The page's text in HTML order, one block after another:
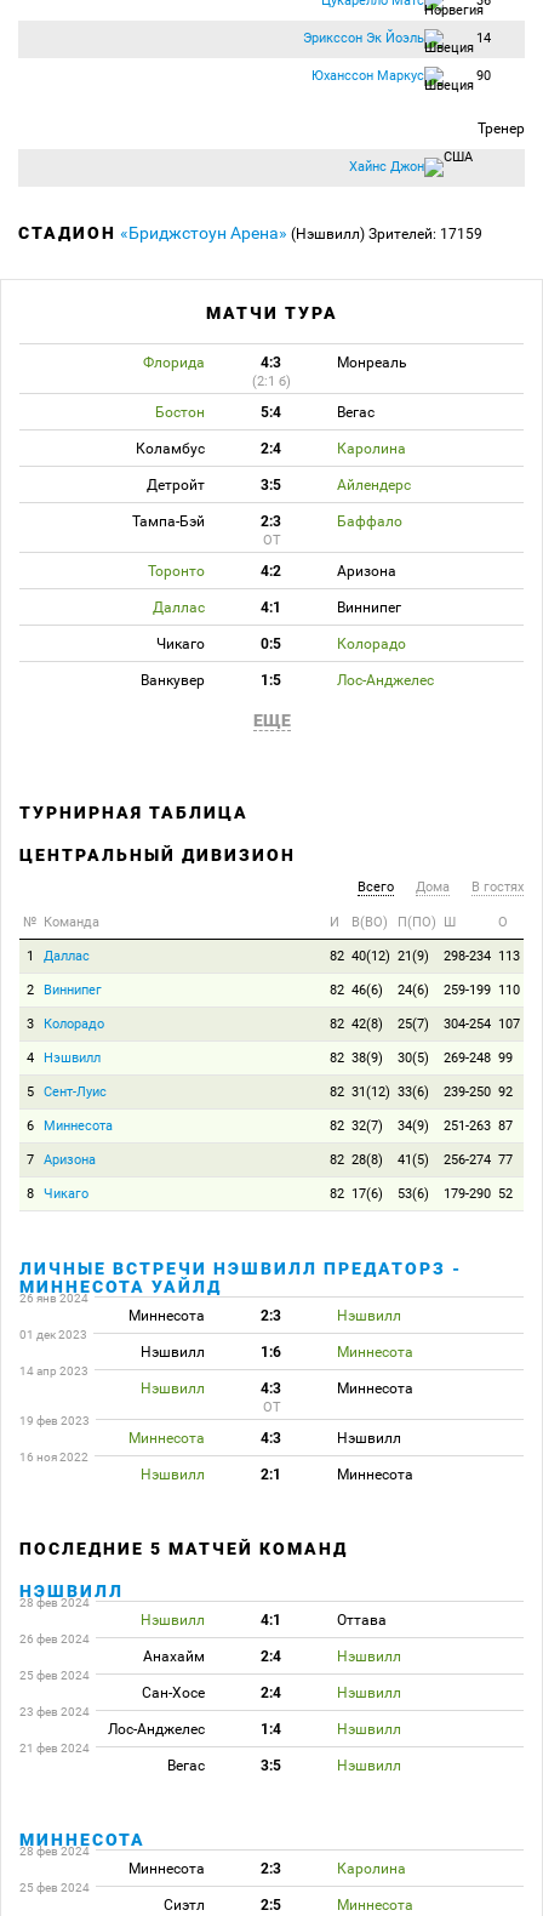
Эрикссон Эк Йоэль 14
Юханссон Маркус 90
Тренер
Хайнс Джон
СТАДИОН «Бриджстоун Арена» (Нэшвилл) Зрителей: 17159
МАТЧИ ТУРА
Флорида 4:3 Монреаль
(2:1 б)
Бостон 5:4 Вегас
Коламбус 2:4 Каролина
Детройт 3:5 Айлендерс
Тампа-Бэй 2:3 Баффало
ОТ
Торонто 4:2 Аризона
Даллас 4:1 Виннипег
Чикаго 0:5 Колорадо
Ванкувер 1:5 Лос-Анджелес
ЕЩЕ
ТУРНИРНАЯ ТАБЛИЦА
ЦЕНТРАЛЬНЫЙ ДИВИЗИОН
Всего Дома В гостях
№ Команда И В(ВО) П(ПО) Ш О
1 Даллас 82 40(12) 21(9) 298-234 113
2 Виннипег 82 46(6) 24(6) 259-199 110
3 Колорадо 82 42(8) 25(7) 304-254 107
4 Нэшвилл 82 38(9) 30(5) 269-248 99
5 Сент-Луис 82 31(12) 33(6) 239-250 92
6 Миннесота 82 32(7) 34(9) 251-263 87
7 Аризона 82 28(8) 41(5) 256-274 77
8 Чикаго 82 17(6) 53(6) 179-290 52
ЛИЧНЫЕ ВСТРЕЧИ НЭШВИЛЛ ПРЕДАТОРЗ -
МИННЕСОТА УАЙЛД
26 янв 2024
Миннесота 2:3 Нэшвилл
01 дек 2023
Нэшвилл 1:6 Миннесота
14 апр 2023
Нэшвилл 4:3 Миннесота
ОТ
19 фев 2023
Миннесота 4:3 Нэшвилл
16 ноя 2022
Нэшвилл 2:1 Миннесота
ПОСЛЕДНИЕ 5 МАТЧЕЙ КОМАНД
НЭШВИЛЛ
28 фев 2024
Нэшвилл 4:1 Оттава
26 фев 2024
Анахайм 2:4 Нэшвилл
25 фев 2024
Сан-Хосе 2:4 Нэшвилл
23 фев 2024
Лос-Анджелес 1:4 Нэшвилл
21 фев 2024
Вегас 3:5 Нэшвилл
МИННЕСОТА
28 фев 2024
Миннесота 2:3 Каролина
25 фев 2024
Сиэтл 2:5 Миннесота